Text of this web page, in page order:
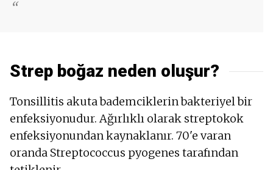
Strep boğaz neden oluşur?
Tonsillitis akuta bademciklerin bakteriyel bir
enfeksiyonudur. Ağırlıklı olarak streptokok
enfeksiyonundan kaynaklanır. 70'e varan
oranda Streptococcus pyogenes tarafından